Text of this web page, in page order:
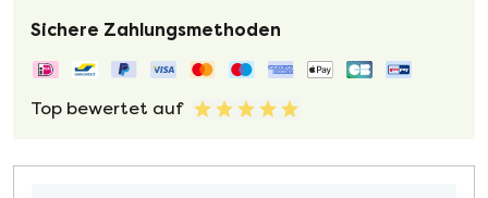
Sichere Zahlungsmethoden
Top bewertet auf